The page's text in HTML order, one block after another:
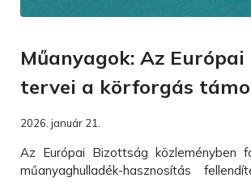
Műanyagok: Az
tervei a körforgás
2026. január 21.
Az Európai Bizottság közleményben
műanyaghulladék-hasznosítás